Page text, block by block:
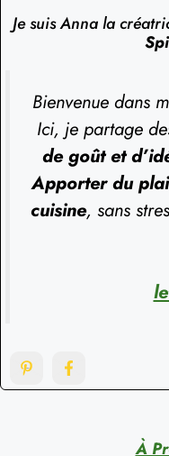
Je suis Anna la
Bienvenue dans
Ici, je partage
de goût et
Apporter du
cuisine, sans
À